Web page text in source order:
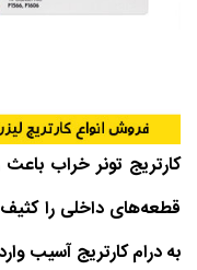
کارتریج تونر خراب
قطعه‌های داخلی را
به درام کارتریج آسیب